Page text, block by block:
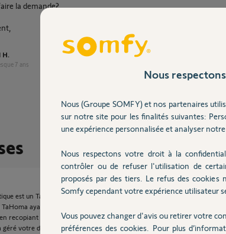
la demande?
H.
7 ans
Participer au fil de
est un TaHoma V1, pour information je ne retrouve pas de trace
ayant ce code PIN, pouvez-vous me confirmer que vous n'avez
recopiant le PIN ou peut-être qu'un de mes collègues du service
votre demande ?
Nous
Nous (Groupe SOMFY) et nos partenaires
sur notre site pour les finalités suivantes:
une expérience personnalisée et analyser notre
Nous respectons votre droit à la
contrôler ou de refuser l'utilisation de
proposés par des tiers. Le refus des cookies
Somfy cependant votre expérience utilisateur
Vous pouvez changer d'avis ou retirer votre
préférences des cookies. Pour plus